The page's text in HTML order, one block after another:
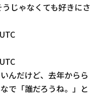
じゃなくても好きにさ
んだけど、去年からら
で「誰だろうね。」と